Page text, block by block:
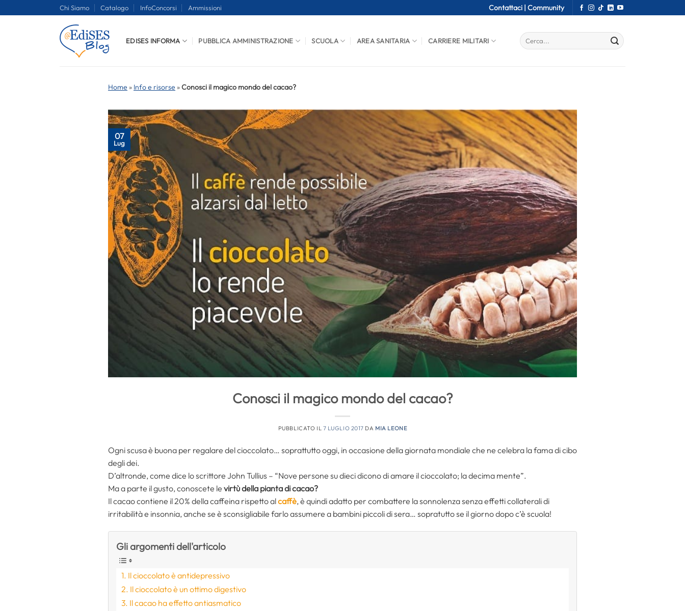
Chi Siamo Catalogo InfoConcorsi Ammissioni Contattaci | Community
EDISES INFORMA PUBBLICA AMMINISTRAZIONE SCUOLA AREA SANITARIA CARRIERE MILITARI
Home » Info e risorse »Conosci il magico mondo del cacao?
07
Lug
Conosci il magico mondo del cacao?
PUBBLICATO IL 7 LUGLIO 2017 DA MIA LEONE
Ogni scusa è buona per regalare del cioccolato… soprattutto oggi, in occasione della giornata mondiale che ne celebra la fama di cibo
degli dei.
D’altronde, come dice lo scrittore John Tullius – “Nove persone su dieci dicono di amare il cioccolato; la decima mente”.
Ma a parte il gusto, conoscete le virtù della pianta di cacao?
Il cacao contiene il 20% della caffeina rispetto alcaffè, è quindi adatto per combattere la sonnolenza senza effetti collaterali di
irritabilità e insonnia, anche se è sconsigliabile farlo assumere a bambini piccoli di sera… sopratutto se il giorno dopo c’è scuola!
Gli argomenti dell'articolo
Il cioccolato è antidepressivo
Il cioccolato è un ottimo digestivo
Il cacao ha effetto antiasmatico